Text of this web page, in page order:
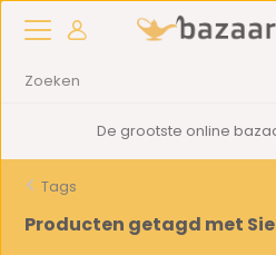
2000m2
Tags
Producten getagd met